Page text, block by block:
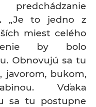
„Je to jedno z
miest celého
by bolo
Obnovujú sa tu
javorom, bukom,
Vďaka
sa tu postupne